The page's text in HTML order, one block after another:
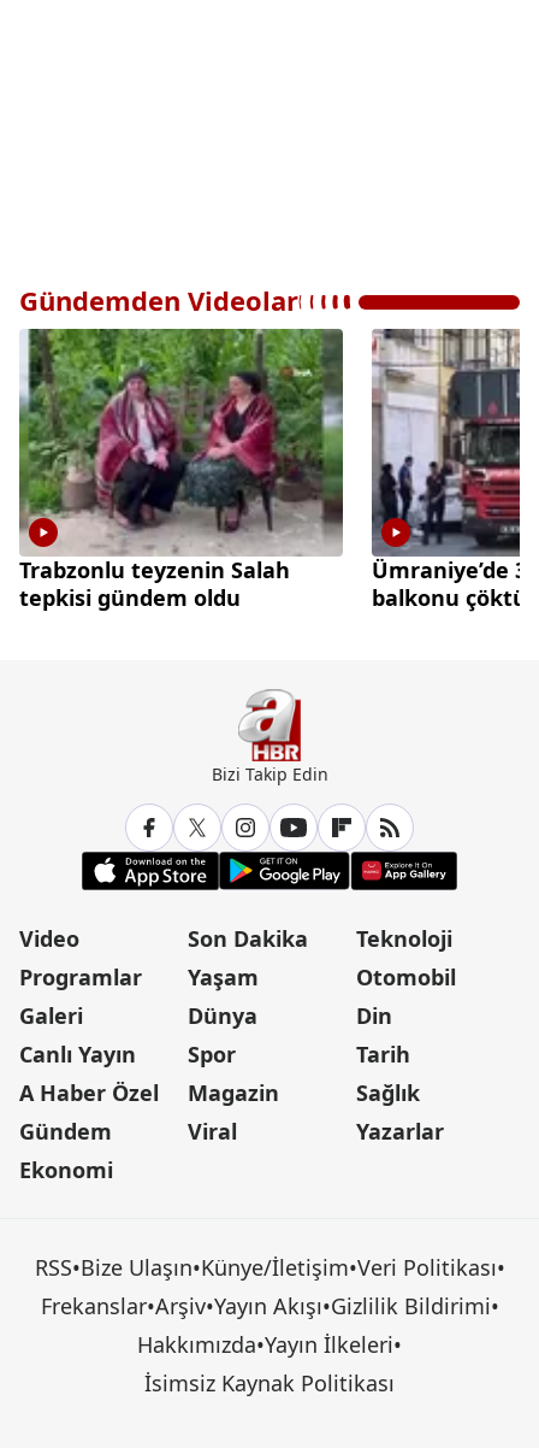
Gündemden Videolar
Trabzonlu teyzenin Salah
tepkisi gündem oldu
Ümraniye’de 3
balkonu çöktü
Bizi Takip Edin
Video
Programlar
Galeri
Canlı Yayın
A Haber Özel
Gündem
Ekonomi
Son Dakika
Yaşam
Dünya
Spor
Magazin
Viral
Teknoloji
Otomobil
Din
Tarih
Sağlık
Yazarlar
RSS•Bize Ulaşın•Künye/İletişim•Veri Politikası•
Frekanslar•Arşiv•Yayın Akışı•Gizlilik Bildirimi•
Hakkımızda•Yayın İlkeleri•
İsimsiz Kaynak Politikası